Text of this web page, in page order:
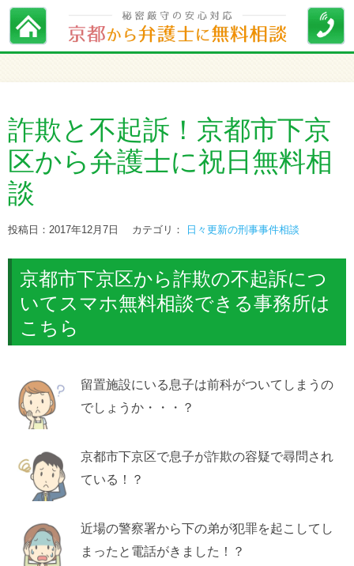
詐欺と不起訴！京都市下京
区から弁護士に祝日無料相
談
投稿日：2017年12月7日 カテゴリ： 日々更新の刑事事件相談
京都市下京区から詐欺の不起訴につ
いてスマホ無料相談できる事務所は
こちら
留置施設にいる息子は前科がついてしまうの
でしょうか・・・？
京都市下京区で息子が詐欺の容疑で尋問され
ている！？
近場の警察署から下の弟が犯罪を起こしてし
まったと電話がきました！？